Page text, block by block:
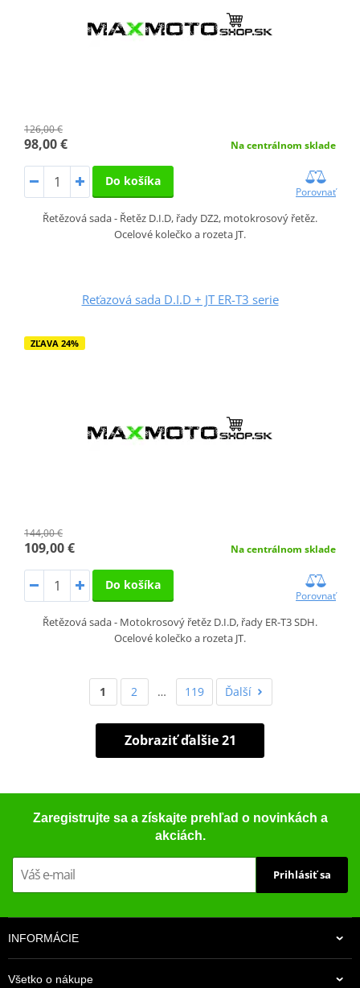
126,00 €
98,00 € Na centrálnom sklade
Do košíka
Porovnať
Řetězová sada - Řetěz D.I.D, řady DZ2, motokrosový řetěz.
Ocelové kolečko a rozeta JT.
Reťazová sada D.I.D + JT ER-T3 serie
ZĽAVA 24%
144,00 €
109,00 € Na centrálnom sklade
Do košíka
Porovnať
Řetězová sada - Motokrosový řetěz D.I.D, řady ER-T3 SDH.
Ocelové kolečko a rozeta JT.
1 2 … 119 Ďalší
Zobraziť ďalšie 21
Zaregistrujte sa a získajte prehľad o novinkách a
akciách.
Prihlásiť sa
INFORMÁCIE
Všetko o nákupe